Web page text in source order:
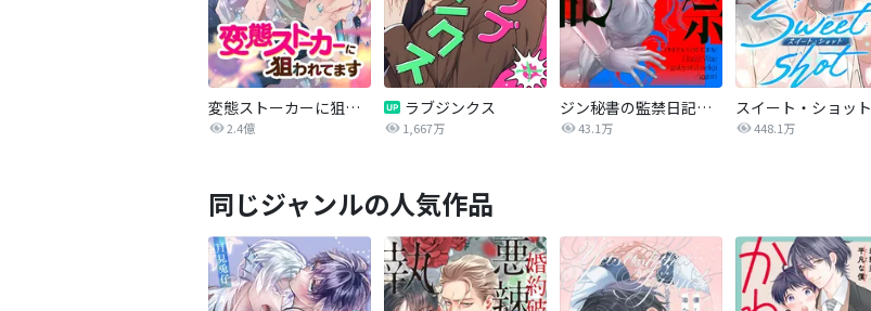
変態ストーカーに狙われてます
2.4億
ラブジンクス
1,667万
ジン秘書の監禁日記【タテヨミ】
43.1万
スイート・ショット
448.1万
同じジャンルの人気作品